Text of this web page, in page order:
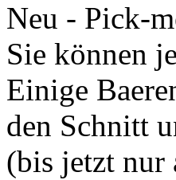
Neu - Pick-
Sie können
Einige
den Schnitt
(bis jetzt nur